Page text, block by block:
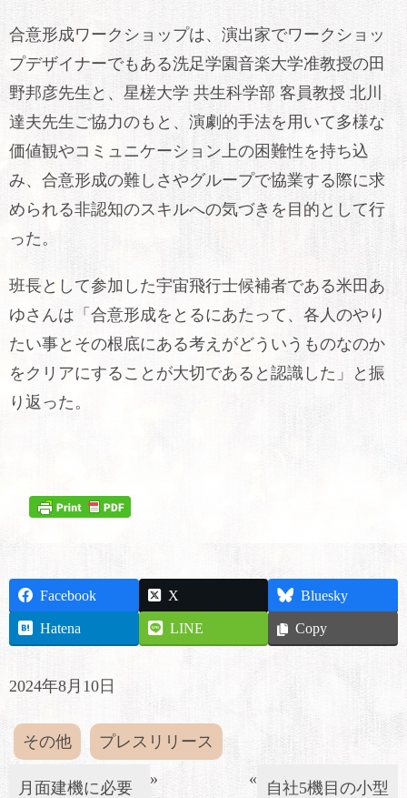
合意形成ワークショップは、演出家でワークショッ
プデザイナーでもある洗足学園音楽大学准教授の田
野邦彦先生と、星槎大学 共生科学部 客員教授 北川
達夫先生ご協力のもと、演劇的手法を用いて多様な
価値観やコミュニケーション上の困難性を持ち込
み、合意形成の難しさやグループで協業する際に求
められる非認知のスキルへの気づきを目的として行
った。
班長として参加した宇宙飛行士候補者である米田あ
ゆさんは「合意形成をとるにあたって、各人のやり
たい事とその根底にある考えがどういうものなのか
をクリアにすることが大切であると認識した」と振
り返った。
Facebook X
Bluesky
Hatena
LINE Copy
2024年8月10日
その他 プレスリリース
月面建機に必要
» «
自社5機目の小型